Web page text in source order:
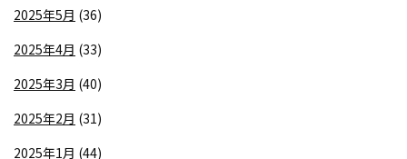
2025年5月 (36)
2025年4月 (33)
2025年3月 (40)
2025年2月 (31)
2025年1月 (44)